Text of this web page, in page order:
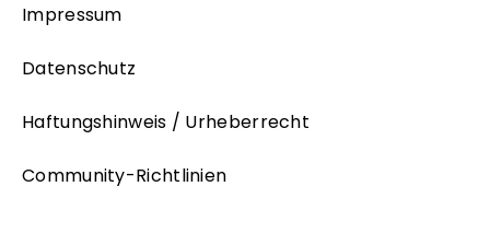
Impressum
Datenschutz
Haftungshinweis / Urheberrecht
Community-Richtlinien